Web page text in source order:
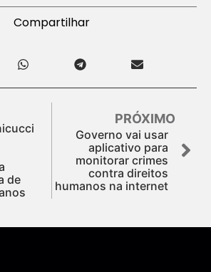
Compartilhar
de
PRÓXIMO
Governo vai usar
aplicativo para
monitorar crimes
contra direitos
humanos na internet